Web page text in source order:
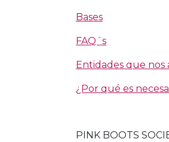
Bases
FAQ´s
Entidades que nos
¿Por qué es
PINK BOOTS